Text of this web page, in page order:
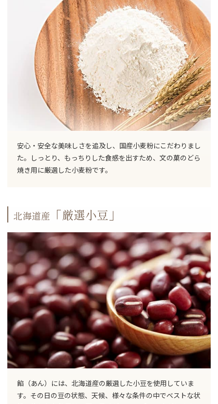
安心・安全な美味しさを追及し、国産小麦粉にこだわりまし
た。しっとり、もっちりした食感を出すため、文の菓のどら
焼き用に厳選した小麦粉です。
北海道産 「厳選小豆」
餡（あん）には、北海道産の厳選した小豆を使用していま
す。その日の豆の状態、天候、様々な条件の中でベストな状